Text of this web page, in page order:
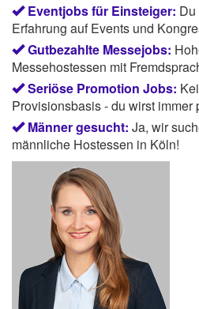
Eventjobs für Einsteiger:
Erfahrung auf Events und
Gutbezahlte Messejobs:
Messehostessen mit
Seriöse Promotion Jobs:
Provisionsbasis - du wirst immer
Männer gesucht: Ja, wir
männliche Hostessen in Köln!